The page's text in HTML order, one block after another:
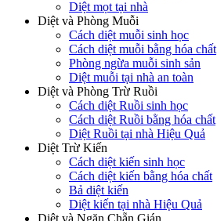
Diệt mọt tại nhà
Diệt và Phòng Muỗi
Cách diệt muỗi sinh học
Cách diệt muỗi bằng hóa chất
Phòng ngừa muỗi sinh sản
Diệt muỗi tại nhà an toàn
Diệt và Phòng Trừ Ruồi
Cách diệt Ruồi sinh học
Cách diệt Ruồi bằng hóa chất
Diệt Ruồi tại nhà Hiệu Quả
Diệt Trừ Kiến
Cách diệt kiến sinh học
Cách diệt kiến bằng hóa chất
Bả diệt kiến
Diệt kiến tại nhà Hiệu Quả